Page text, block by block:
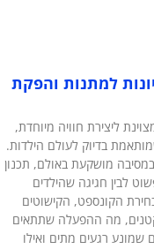
למתנות והפקת
ליצירת חוויה מיוחדת,
בדיוק לעולם הילדות.
מושקעת באולם, תכנון
לבין חגיגה שהילדים
הקונספט, הקישוטים
מה ההפעלה שתתאים
שמונע רגעים מתים ואילו